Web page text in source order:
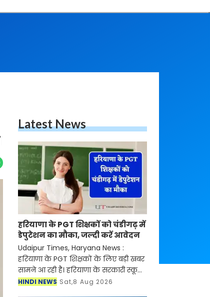
Latest News
हरियाणा के PGT शिक्षकों को चंडीगढ़ में
डेपुटेशन का मौका, जल्दी करें आवेदन
Udaipur Times, Haryana News :
हरियाणा के PGT शिक्षकों के लिए बड़ी खबर
सामने आ रही है। हरियाणा के सरकारी स्कूलों
में कार्यरत पीजीटी (लेक्चरर) शिक्षकों के
HINDI NEWS Sat,8 Aug 2026